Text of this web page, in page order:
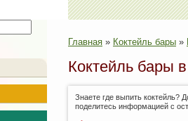
Главная » Коктейль бары »
Коктейль бары
Знаете где выпить коктейль?
поделитесь информацией с